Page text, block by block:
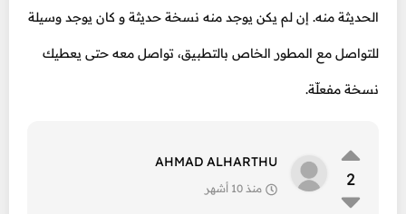
الحديثة منه. إن لم يكن يوجد منه نسخة حديثة و كان يوجد وسيلة
للتواصل مع المطور الخاص بالتطبيق، تواصل معه حتى يعطيك
نسخة مفعلّة.
2
AHMAD ALHARTHU
منذ 10 أشهر